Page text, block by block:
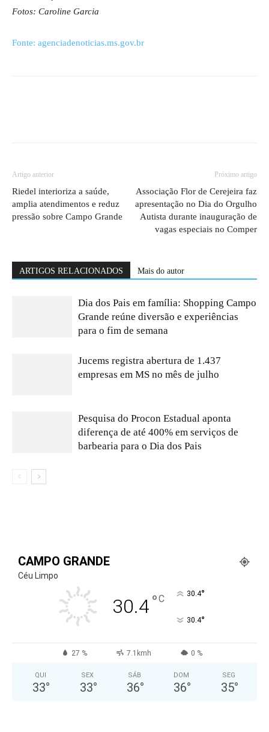
Fotos: Caroline Garcia
Fonte: agenciadenoticias.ms.gov.br
Artigo anterior
Riedel interioriza a saúde,
amplia atendimentos e reduz
pressão sobre Campo Grande
Próximo artigo
Associação Flor de Cerejeira faz
apresentação no Dia do Orgulho
Autista durante inauguração de
vagas especiais no Comper
ARTIGOS RELACIONADOS Mais do autor
Dia dos Pais em família: Shopping Campo
Grande reúne diversão e experiências
para o fim de semana
Jucems registra abertura de 1.437
empresas em MS no mês de julho
Pesquisa do Procon Estadual aponta
diferença de até 400% em serviços de
barbearia para o Dia dos Pais
CAMPO GRANDE
Céu Limpo
30.4°C 30.4°
30.4°
27 % 7.1kmh 0 %
QUI
33°
SEX
33°
SÁB
36°
DOM
36°
SEG
35°